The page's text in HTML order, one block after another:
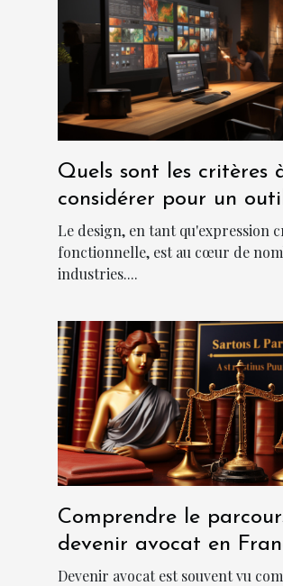
Quels sont les critères
considérer pour un
design abordable et
performant?
Le design, en tant qu'expression
fonctionnelle, est au cœur de
industries....
Comprendre le
devenir avocat en
Devenir avocat est souvent vu